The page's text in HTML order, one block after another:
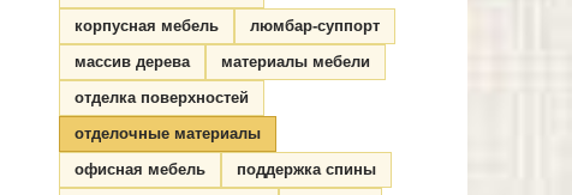
корпусная мебель
люмбар-суппорт
массив дерева
материалы мебели
отделка поверхностей
отделочные материалы
офисная мебель
поддержка спины